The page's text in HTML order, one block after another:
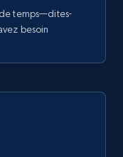
temps—dites-
besoin